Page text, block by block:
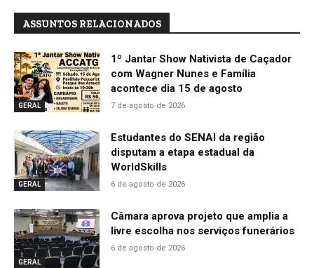
ASSUNTOS RELACIONADOS
GERAL
1º Jantar Show Nativista de Caçador
com Wagner Nunes e Família
acontece dia 15 de agosto
7 de agosto de 2026
GERAL
Estudantes do SENAI da região
disputam a etapa estadual da
WorldSkills
6 de agosto de 2026
GERAL
Câmara aprova projeto que amplia a
livre escolha nos serviços funerários
6 de agosto de 2026